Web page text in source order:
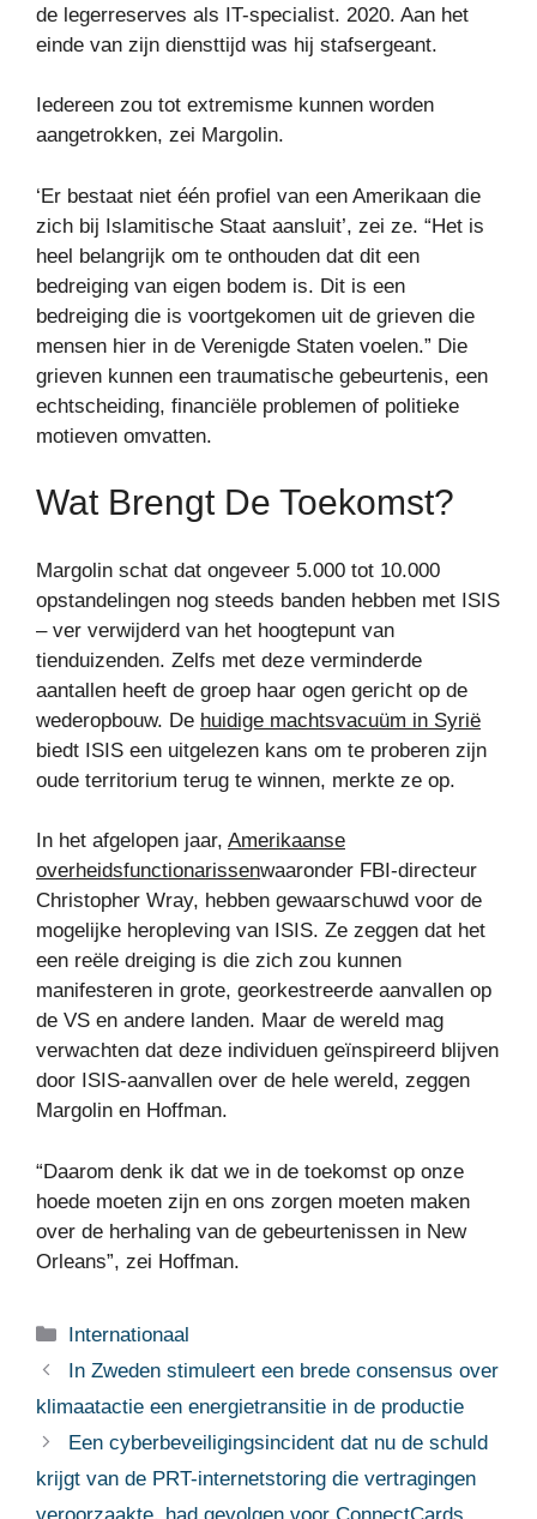
de legerreserves als IT-specialist. 2020. Aan het
einde van zijn diensttijd was hij stafsergeant.
Iedereen zou tot extremisme kunnen worden
aangetrokken, zei Margolin.
‘Er bestaat niet één profiel van een Amerikaan die
zich bij Islamitische Staat aansluit’, zei ze. “Het is
heel belangrijk om te onthouden dat dit een
bedreiging van eigen bodem is. Dit is een
bedreiging die is voortgekomen uit de grieven die
mensen hier in de Verenigde Staten voelen.” Die
grieven kunnen een traumatische gebeurtenis, een
echtscheiding, financiële problemen of politieke
motieven omvatten.
Wat Brengt De Toekomst?
Margolin schat dat ongeveer 5.000 tot 10.000
opstandelingen nog steeds banden hebben met ISIS
– ver verwijderd van het hoogtepunt van
tienduizenden. Zelfs met deze verminderde
aantallen heeft de groep haar ogen gericht op de
wederopbouw. De huidige machtsvacuüm in Syrië
biedt ISIS een uitgelezen kans om te proberen zijn
oude territorium terug te winnen, merkte ze op.
In het afgelopen jaar, Amerikaanse
overheidsfunctionarissenwaaronder FBI-directeur
Christopher Wray, hebben gewaarschuwd voor de
mogelijke heropleving van ISIS. Ze zeggen dat het
een reële dreiging is die zich zou kunnen
manifesteren in grote, georkestreerde aanvallen op
de VS en andere landen. Maar de wereld mag
verwachten dat deze individuen geïnspireerd blijven
door ISIS-aanvallen over de hele wereld, zeggen
Margolin en Hoffman.
“Daarom denk ik dat we in de toekomst op onze
hoede moeten zijn en ons zorgen moeten maken
over de herhaling van de gebeurtenissen in New
Orleans”, zei Hoffman.
Categorieën
Internationaal
In Zweden stimuleert een brede consensus over
klimaatactie een energietransitie in de productie
Een cyberbeveiligingsincident dat nu de schuld
krijgt van de PRT-internetstoring die vertragingen
veroorzaakte, had gevolgen voor ConnectCards